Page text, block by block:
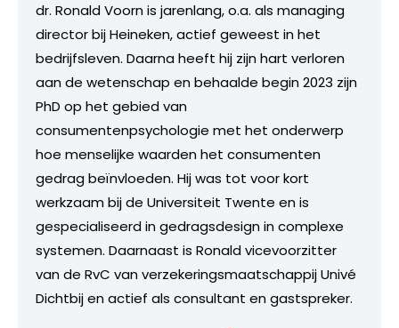
dr. Ronald Voorn is jarenlang, o.a. als managing
director bij Heineken, actief geweest in het
bedrijfsleven. Daarna heeft hij zijn hart verloren
aan de wetenschap en behaalde begin 2023 zijn
PhD op het gebied van
consumentenpsychologie met het onderwerp
hoe menselijke waarden het consumenten
gedrag beïnvloeden. Hij was tot voor kort
werkzaam bij de Universiteit Twente en is
gespecialiseerd in gedragsdesign in complexe
systemen. Daarnaast is Ronald vicevoorzitter
van de RvC van verzekeringsmaatschappij Univé
Dichtbij en actief als consultant en gastspreker.